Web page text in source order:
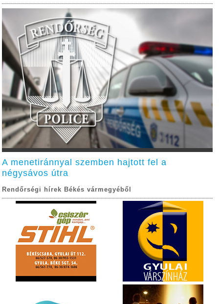
A menetiránnyal szemben hajtott fel a
négysávos útra
Rendőrségi hírek Békés vármegyéből